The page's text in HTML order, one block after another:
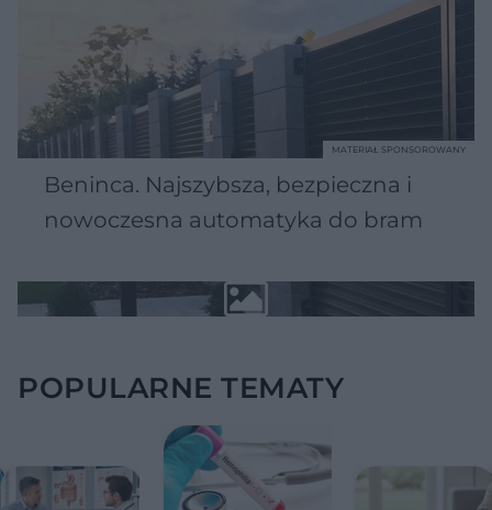
Beninca. Najszybsza, bezpieczna i
nowoczesna automatyka do bram
MATERIAŁ SPONSOROWANY
POPULARNE TEMATY